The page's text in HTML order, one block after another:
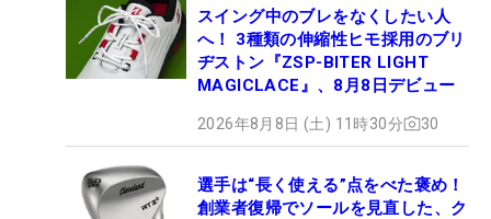
スイング中のブレをなくしたい人
へ！ 3種類の伸縮性ヒモ採用のブリ
ヂストン『ZSP-BITER LIGHT
MAGICLACE』、8月8日デビュー
2026年8月8日 (土) 11時30分 30
選手は“長く使える”点をべた褒め！
創業者復帰でソールを見直した、ク